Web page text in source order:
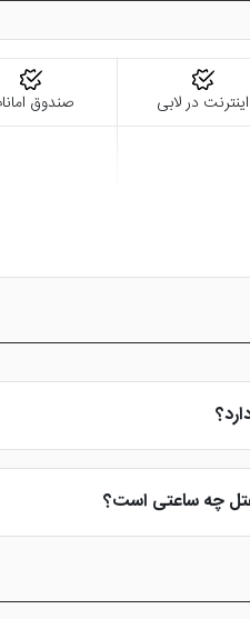
اینترنت در لابی صندوق
اتاق و تعداد نفرات می توانید
چه ساعتی است؟